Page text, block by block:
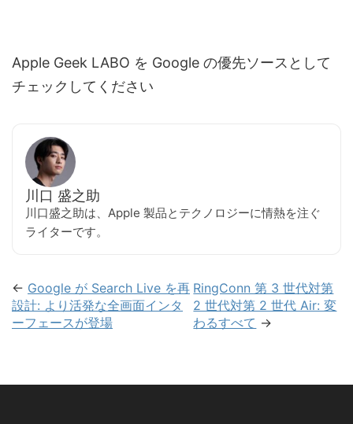
Apple Geek LABO を Google の優先ソースとして
チェックしてください
川口 盛之助
川口盛之助は、Apple 製品とテクノロジーに情熱を注ぐ
ライターです。
← Google が Search Live を再
設計: より活発な全画面インタ
ーフェースが登場
RingConn 第 3 世代対第
2 世代対第 2 世代 Air: 変
わるすべて →